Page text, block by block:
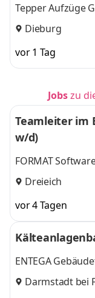
Tepper Aufzüge
Unternehmen
Dieburg
vor 1 Tag
Jobszu
Teamleiter im
w/d)
FORMAT
Dreieich
vor 4 Tagen
ENTEGA
Darmstadt bei